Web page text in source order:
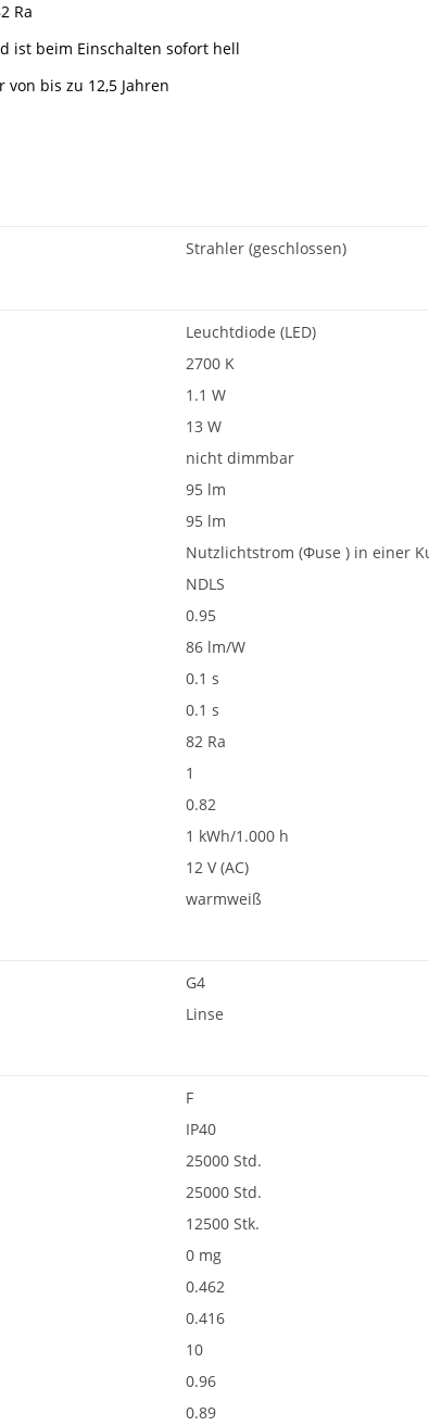
Ra
ist beim Einschalten sofort hell
bis zu 12,5 Jahren
Strahler (geschlossen)
Leuchtdiode (LED)
2700 K
1.1 W
13 W
nicht dimmbar
95 lm
95 lm
Nutzlichtstrom (Φuse ) in einer
NDLS
0.95
86 lm/W
0.1 s
0.1 s
82 Ra
1
0.82
1 kWh/1.000 h
12 V (AC)
warmweiß
G4
Linse
F
IP40
25000 Std.
25000 Std.
12500 Stk.
0 mg
0.462
0.416
10
0.96
0.89